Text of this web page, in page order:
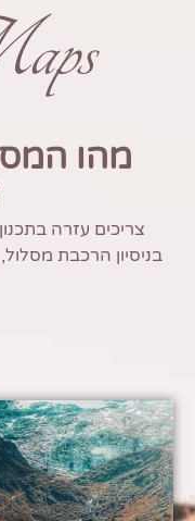
מהו
צריכים עזרה
בניסיון הרכבת